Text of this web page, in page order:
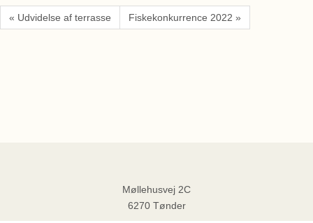
« Udvidelse af terrasse Fiskekonkurrence 2022 »
Møllehusvej 2C
6270 Tønder